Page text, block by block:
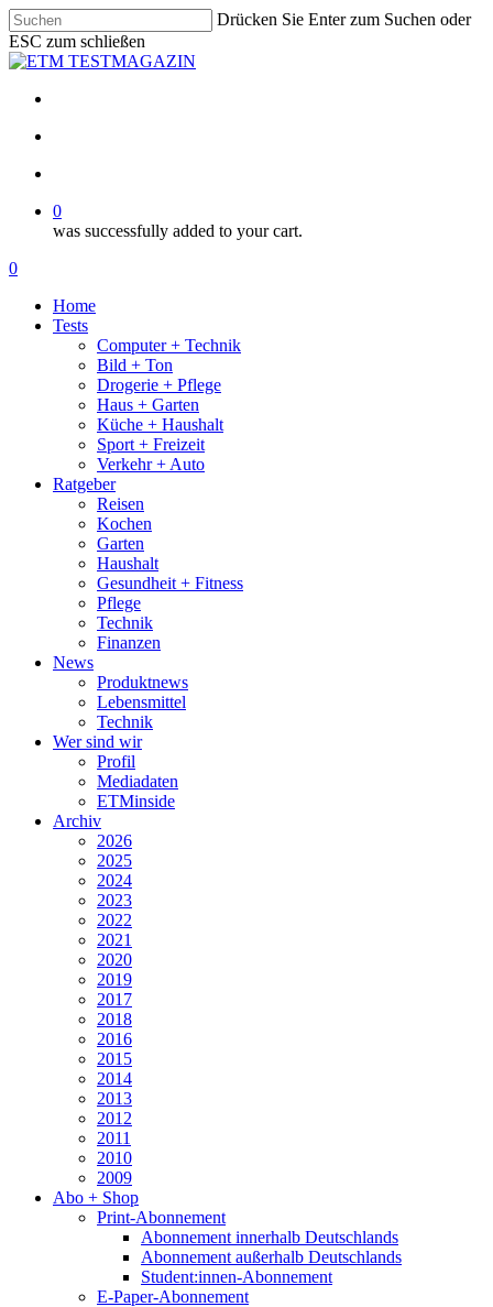
Skip
to
main
Drücken Sie Enter zum Suchen oder
ESC zum schließen
Close
0
was successfully added to your cart.
Menu
search
account
0
Home
Tests
Computer + Technik
Bild + Ton
Drogerie + Pflege
Haus + Garten
Küche + Haushalt
Sport + Freizeit
Verkehr + Auto
Ratgeber
Reisen
Kochen
Garten
Haushalt
Gesundheit + Fitness
Pflege
Technik
Finanzen
News
Produktnews
Lebensmittel
Technik
Wer sind wir
Profil
Mediadaten
ETMinside
Archiv
2026
2025
2024
2023
2022
2021
2020
2019
2017
2018
2016
2015
2014
2013
2012
2011
2010
2009
Abo + Shop
Print-Abonnement
Abonnement innerhalb Deutschlands
Abonnement außerhalb Deutschlands
Student:innen-Abonnement
E-Paper-Abonnement